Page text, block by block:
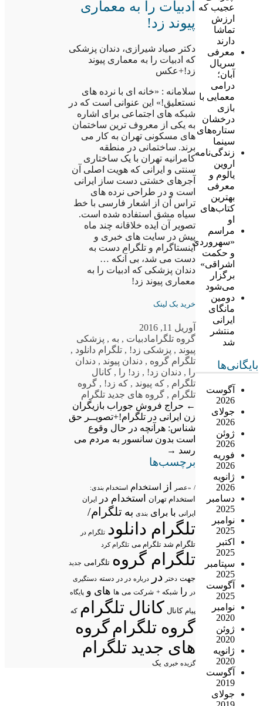
عجیب که
ارزش
تماشا
دارند
معرفی
سریال
آبان؛
درامی
معمایی با
بازی
درخشان
ستاره‌های
سینما
زندگی‌نامه
اروین
یالوم و
معرفی
بهترین
کتاب‌های
او
مراسم
«سهروردی
و حکمت
اشراقی»
برگزار
می‌شود
دومین
مانگای
ایرانی
منتشر
شد
بایگانی‌ها
آگوست
2026
جولای
2026
ژوئن
2026
فوریه
2026
ژانویه
2026
دسامبر
2025
نوامبر
2025
اکتبر
2025
سپتامبر
2025
آگوست
2025
نوامبر
2020
ژوئن
2020
ژانویه
2020
آگوست
2019
جولای
ادبیات را به معماری
پیوند زد!
دکتر صیاد شیرازی، دندان پزشکی
که ادبیات را به معماری پیوند
زد!+عکس
سلامانه : «خانه ای با نرده های
نستعلیق!» این عنوانی است که در
شبکه های اجتماعی برای اشاره
به یکی از معروف ترین ساختمان
های مسکونی تهران به کار می
برند. ساختمانی در منطقه
کامرانیه تهران با یک ساختاری
سنتی و ایرانی که هویت اصلی آن
آجرهای خشتی دست ساز ایرانی
است و در طراحی نرده های
تراس آن از اشعار فارسی با خط
سیاه مشق استفاده شده است.
تصویر آن ایده خلاقانه چند ماه
پیش در سایت های خبری و
اینستاگرام و تلگرام دست به
دست می شد، بی آنکه …
دندان پزشکی که ادبیات را به
معماری پیوند زد!
خرید بک لینک
آوریل 11, 2016
گروه تلگرامادبیات , به , پزشکی
پیوند , پزشکی زد! , تلگرام دانلود ,
تلگرام گروه , دندان پیوند , دندان
را
, دندان زد! , زد! را , کانال
تلگرام , که پیوند , که زد! , گروه
تلگرام , گروه های جدید تلگرام
← حراج فروش جوراب بازیگران
زن ایرانی در تلگرام!+تصویــر حق
شناس: هرآنچه در حال وقوع
است بدون سانسور به مردم می
رسد →
برچسب‌ها
/ «عصر از استخدام استخدام بندی:
استخدام تهران استخدام در ایران
ایرانی با برای بندی به تلگرام/
تلگرام دانلود تلگرام در
تلگرام شد تلگرام می تلگرام کرد
تلگرام گروه تلگرامی جدید
جهت دختر در درباره در در دسته دستگیری
در
را شبکه + شرکت می ها های و پایگاه
پیام کانال کانال تلگرام که
گروه تلگرامگروه
های جدید تلگرام
گزیده خبری یک